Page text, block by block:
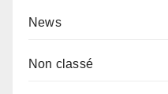
News
Non classé